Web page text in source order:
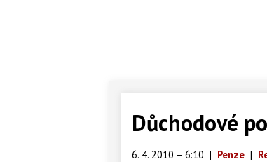
Důchodové
6. 4. 2010 – 6:10 | Penze |